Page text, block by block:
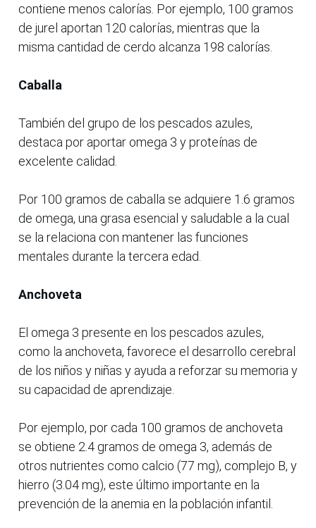
contiene menos calorías. Por ejemplo, 100 gramos
de jurel aportan 120 calorías, mientras que la
misma cantidad de cerdo alcanza 198 calorías.
Caballa
También del grupo de los pescados azules,
destaca por aportar omega 3 y proteínas de
excelente calidad.
Por 100 gramos de caballa se adquiere 1.6 gramos
de omega, una grasa esencial y saludable a la cual
se la relaciona con mantener las funciones
mentales durante la tercera edad.
Anchoveta
El omega 3 presente en los pescados azules,
como la anchoveta, favorece el desarrollo cerebral
de los niños y niñas y ayuda a reforzar su memoria y
su capacidad de aprendizaje.
Por ejemplo, por cada 100 gramos de anchoveta
se obtiene 2.4 gramos de omega 3, además de
otros nutrientes como calcio (77 mg), complejo B, y
hierro (3.04 mg), este último importante en la
prevención de la anemia en la población infantil.